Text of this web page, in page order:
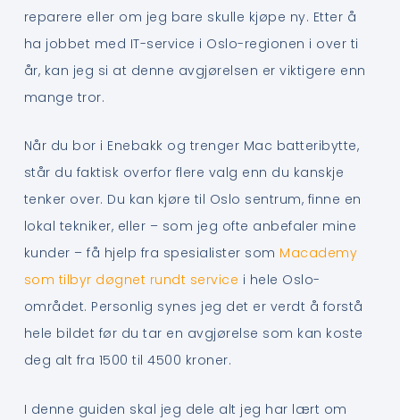
reparere eller om jeg bare skulle kjøpe ny. Etter å
ha jobbet med IT-service i Oslo-regionen i over ti
år, kan jeg si at denne avgjørelsen er viktigere enn
mange tror.
Når du bor i Enebakk og trenger Mac batteribytte,
står du faktisk overfor flere valg enn du kanskje
tenker over. Du kan kjøre til Oslo sentrum, finne en
lokal tekniker, eller – som jeg ofte anbefaler mine
kunder – få hjelp fra spesialister som Macademy
som tilbyr døgnet rundt service i hele Oslo-
området. Personlig synes jeg det er verdt å forstå
hele bildet før du tar en avgjørelse som kan koste
deg alt fra 1500 til 4500 kroner.
I denne guiden skal jeg dele alt jeg har lært om